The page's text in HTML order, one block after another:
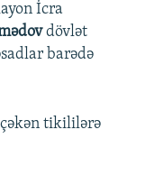
İcra
dövlət
barədə
tikililərə